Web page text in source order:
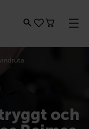
och